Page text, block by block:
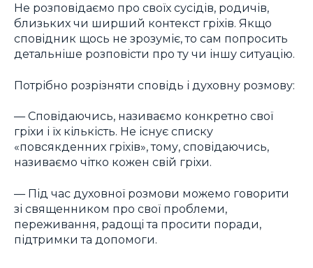
Не розповідаємо про своїх сусідів, родичів,
близьких чи ширший контекст гріхів. Якщо
сповідник щось не зрозуміє, то сам попросить
детальніше розповісти про ту чи іншу ситуацію.
Потрібно розрізняти сповідь і духовну розмову:
— Сповідаючись, називаємо конкретно свої
гріхи і їх кількість. Не існує списку
«повсякденних гріхів», тому, сповідаючись,
називаємо чітко кожен свій гріхи.
— Під час духовної розмови можемо говорити
зі священником про свої проблеми,
переживання, радощі та просити поради,
підтримки та допомоги.